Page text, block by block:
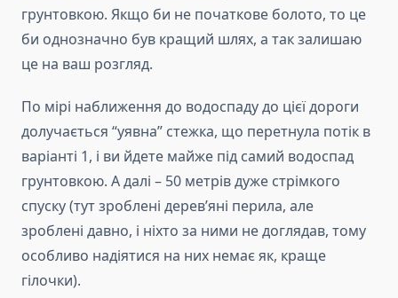
грунтовкою. Якщо би не початкове болото, то це
би однозначно був кращий шлях, а так залишаю
це на ваш розгляд.
По мірі наближення до водоспаду до цієї дороги
долучається “уявна” стежка, що перетнула потік в
варіанті 1, і ви йдете майже під самий водоспад
грунтовкою. А далі – 50 метрів дуже стрімкого
спуску (тут зроблені дерев’яні перила, але
зроблені давно, і ніхто за ними не доглядав, тому
особливо надіятися на них немає як, краще
гілочки).